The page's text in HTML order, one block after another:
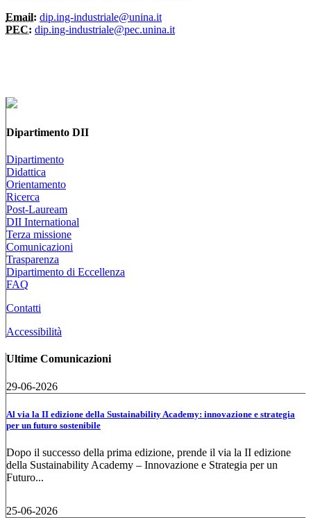
Email: dip.ing-industriale@unina.it
PEC: dip.ing-industriale@pec.unina.it
Dipartimento DII
Dipartimento
Didattica
Orientamento
Ricerca
Post-Lauream
DII International
Terza missione
Comunicazioni
Trasparenza
Dipartimento di Eccellenza
FAQ
Contatti
Accessibilità
Ultime Comunicazioni
29-06-2026
Al via la II edizione della Sustainability Academy: innovazione e strategia
per un futuro sostenibile
Dopo il successo della prima edizione, prende il via la II edizione
della Sustainability Academy – Innovazione e Strategia per un
Futuro...
25-06-2026